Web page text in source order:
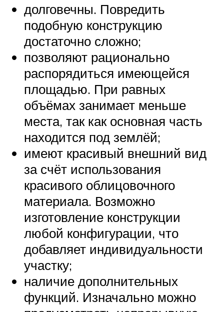
долговечны. Повредить
подобную конструкцию
достаточно сложно;
позволяют рационально
распорядиться имеющейся
площадью. При равных
объёмах занимает меньше
места, так как основная часть
находится под землёй;
имеют красивый внешний вид
за счёт использования
красивого облицовочного
материала. Возможно
изготовление конструкции
любой конфигурации, что
добавляет индивидуальности
участку;
наличие дополнительных
функций. Изначально можно